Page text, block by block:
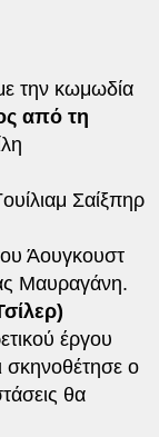
την κωμωδία
από τη
Σαίξπηρ
Άουγκουστ
Μαυραγάνη.
έργου
σκηνοθέτησε ο
θα